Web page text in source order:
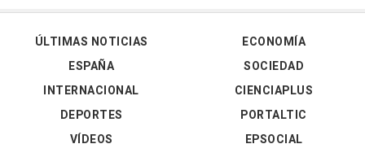
ÚLTIMAS NOTICIAS
ESPAÑA
INTERNACIONAL
DEPORTES
VÍDEOS
ECONOMÍA
SOCIEDAD
CIENCIAPLUS
PORTALTIC
EPSOCIAL